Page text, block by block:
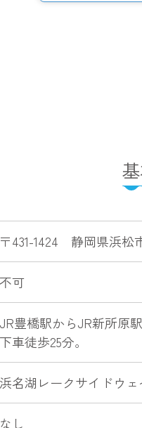
〒431-1424 静岡県浜松
不可
JR豊橋駅からJR新所原
下車徒歩25分。
浜名湖レークサイドウェ
なし